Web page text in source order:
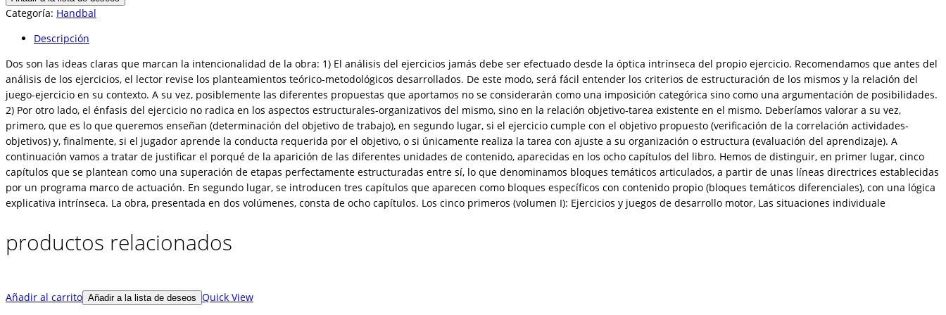
juegos
al
balonmano
(2
Vol.)
cantidad
Categoría: Handbal
Descripción
Dos son las ideas claras que marcan la intencionalidad de la obra: 1) El análisis del ejercicios jamás debe ser efectuado desde la óptica intrínseca del propio ejercicio. Recomendamos que antes del
análisis de los ejercicios, el lector revise los planteamientos teórico-metodológicos desarrollados. De este modo, será fácil entender los criterios de estructuración de los mismos y la relación del
juego-ejercicio en su contexto. A su vez, posiblemente las diferentes propuestas que aportamos no se considerarán como una imposición categórica sino como una argumentación de posibilidades.
2) Por otro lado, el énfasis del ejercicio no radica en los aspectos estructurales-organizativos del mismo, sino en la relación objetivo-tarea existente en el mismo. Deberíamos valorar a su vez,
primero, que es lo que queremos enseñan (determinación del objetivo de trabajo), en segundo lugar, si el ejercicio cumple con el objetivo propuesto (verificación de la correlación actividades-
objetivos) y, finalmente, si el jugador aprende la conducta requerida por el objetivo, o si únicamente realiza la tarea con ajuste a su organización o estructura (evaluación del aprendizaje). A
continuación vamos a tratar de justificar el porqué de la aparición de las diferentes unidades de contenido, aparecidas en los ocho capítulos del libro. Hemos de distinguir, en primer lugar, cinco
capítulos que se plantean como una superación de etapas perfectamente estructuradas entre sí, lo que denominamos bloques temáticos articulados, a partir de unas líneas directrices establecidas
por un programa marco de actuación. En segundo lugar, se introducen tres capítulos que aparecen como bloques específicos con contenido propio (bloques temáticos diferenciales), con una lógica
explicativa intrínseca. La obra, presentada en dos volúmenes, consta de ocho capítulos. Los cinco primeros (volumen I): Ejercicios y juegos de desarrollo motor, Las situaciones individuale
productos relacionados
Añadir al carrito Añadir a la lista de deseos Quick View